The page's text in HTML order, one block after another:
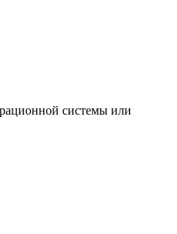
системы или